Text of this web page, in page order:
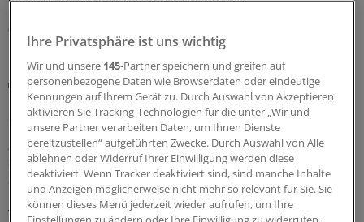
07.08.2026
Vergiftungen
Blaualgen in Badeseen: Was für Ärzte rund um
das Thema Cyanobakterien wichtig ist
„Badeverbot wegen Blaualgen“ – diese Warnhinweise
sind an einigen deutschen Badeseen zu finden. Welche
Symptome weisen auf eine Vergiftung mit Cyanotoxinen
hin? Und wie gehen Ärzte beim Verdacht auf eine
Vergiftung vor?
Ihre Privatsphäre ist uns wichtig
Wir und unsere 145-Partner speichern und greifen auf
personenbezogene Daten wie Browserdaten oder eindeutige
Kennungen auf Ihrem Gerät zu. Durch Auswahl von Akzeptieren
aktivieren Sie Tracking-Technologien für die unter „Wir und
unsere Partner verarbeiten Daten, um Ihnen Dienste
bereitzustellen“ aufgeführten Zwecke. Durch Auswahl von Alle
ablehnen oder Widerruf Ihrer Einwilligung werden diese
deaktiviert. Wenn Tracker deaktiviert sind, sind manche Inhalte
und Anzeigen möglicherweise nicht mehr so relevant für Sie. Sie
können dieses Menü jederzeit wieder aufrufen, um Ihre